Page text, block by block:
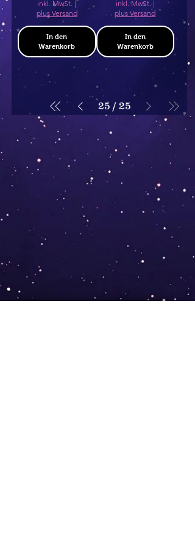
inkl. MwSt. |
plus Versand
In den
Warenkorb
inkl. MwSt. |
plus Versand
In den
Warenkorb
25 / 25